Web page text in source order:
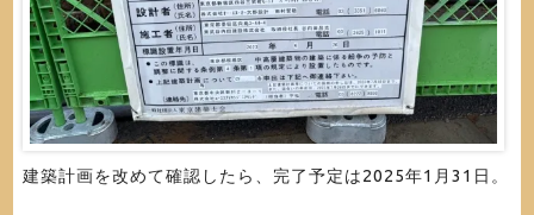
建築計画を改めて確認したら、完了予定は2025年1月31日。